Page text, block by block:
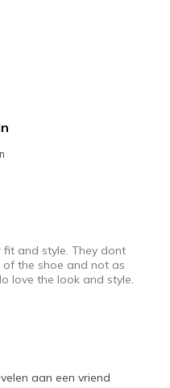
size
Wearing
and style. They dont
of the shoe and not as
love the look and style.
aan een vriend